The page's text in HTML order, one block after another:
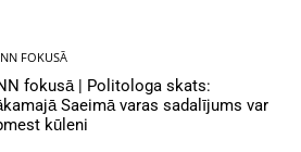
FOKUSĀ
fokusā | Politologa skats:
Saeimā varas sadalījums var
kūleni